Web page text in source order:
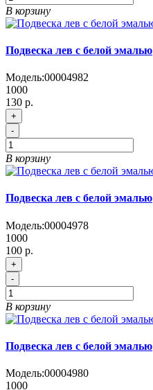
В корзину
Подвеска лев с белой эмалью
Модель:00004982
1000
130 р.
+
-
В корзину
Подвеска лев с белой эмалью
Модель:00004978
1000
100 р.
+
-
В корзину
Подвеска лев с белой эмалью
Модель:00004980
1000